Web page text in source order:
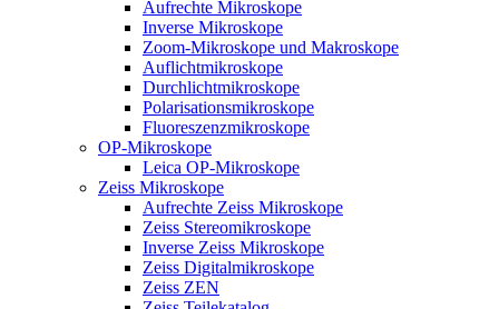
Aufrechte Mikroskope
Inverse Mikroskope
Zoom-Mikroskope und Makroskope
Auflichtmikroskope
Durchlichtmikroskope
Polarisationsmikroskope
Fluoreszenzmikroskope
OP-Mikroskope
Leica OP-Mikroskope
Zeiss Mikroskope
Aufrechte Zeiss Mikroskope
Zeiss Stereomikroskope
Inverse Zeiss Mikroskope
Zeiss Digitalmikroskope
Zeiss ZEN